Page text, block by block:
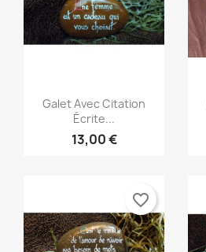
Aperçu rapide
Galet Avec Citation
Écrite...
13,00 €
favorite_border